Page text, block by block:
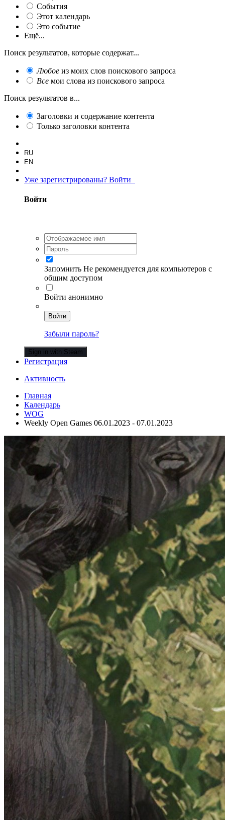
События
Этот календарь
Это событие
Ещё...
Поиск результатов, которые содержат...
Любое из моих слов поискового запроса
Все мои слова из поискового запроса
Поиск результатов в...
Заголовки и содержание контента
Только заголовки контента
RU
EN
Уже зарегистрированы? Войти
Войти
Запомнить Не рекомендуется для компьютеров с
общим доступом
Войти анонимно
Войти
Забыли пароль?
Sign in with Steam
Регистрация
Активность
Главная
Календарь
WOG
Weekly Open Games 06.01.2023 - 07.01.2023